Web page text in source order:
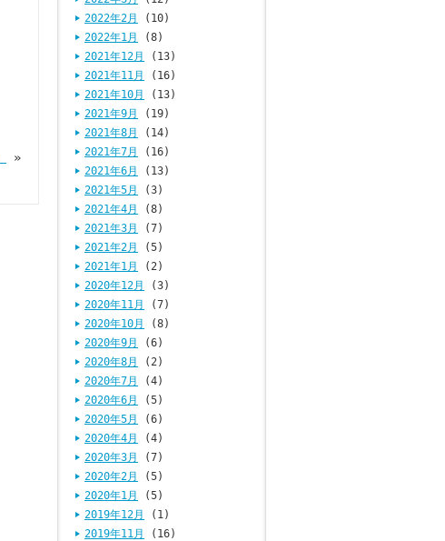
»
2022年2月
(10)
2022年1月
(8)
2021年12月
(13)
2021年11月
(16)
2021年10月
(13)
2021年9月
(19)
2021年8月
(14)
2021年7月
(16)
2021年6月
(13)
2021年5月
(3)
2021年4月
(8)
2021年3月
(7)
2021年2月
(5)
2021年1月
(2)
2020年12月
(3)
2020年11月
(7)
2020年10月
(8)
2020年9月
(6)
2020年8月
(2)
2020年7月
(4)
2020年6月
(5)
2020年5月
(6)
2020年4月
(4)
2020年3月
(7)
2020年2月
(5)
2020年1月
(5)
2019年12月
(1)
2019年11月
(16)